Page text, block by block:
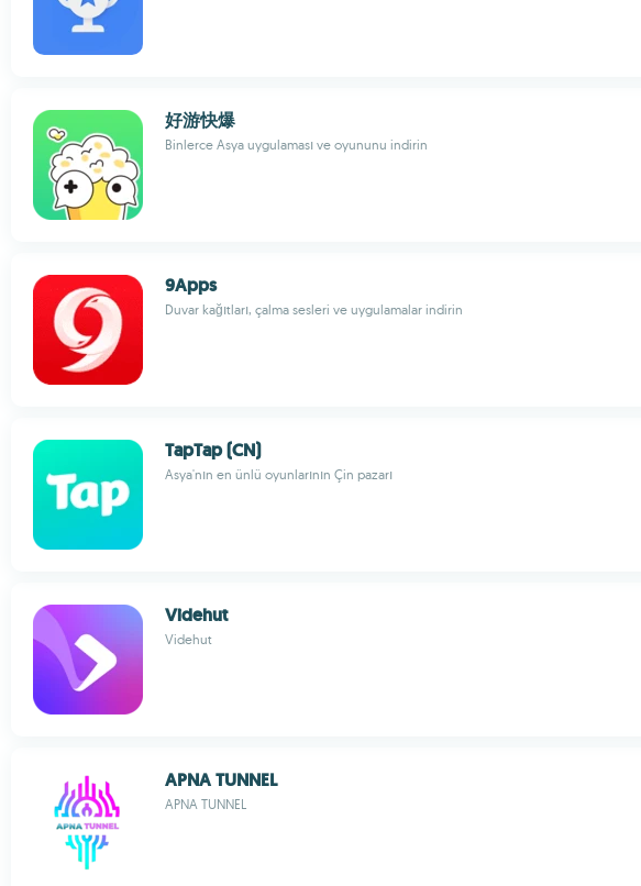
好游快爆
Binlerce Asya uygulaması ve oyununu indirin
9Apps
Duvar kağıtları, çalma sesleri ve uygulamalar indirin
TapTap (CN)
Asya'nın en ünlü oyunlarının Çin pazarı
Videhut
Videhut
APNA TUNNEL
APNA TUNNEL